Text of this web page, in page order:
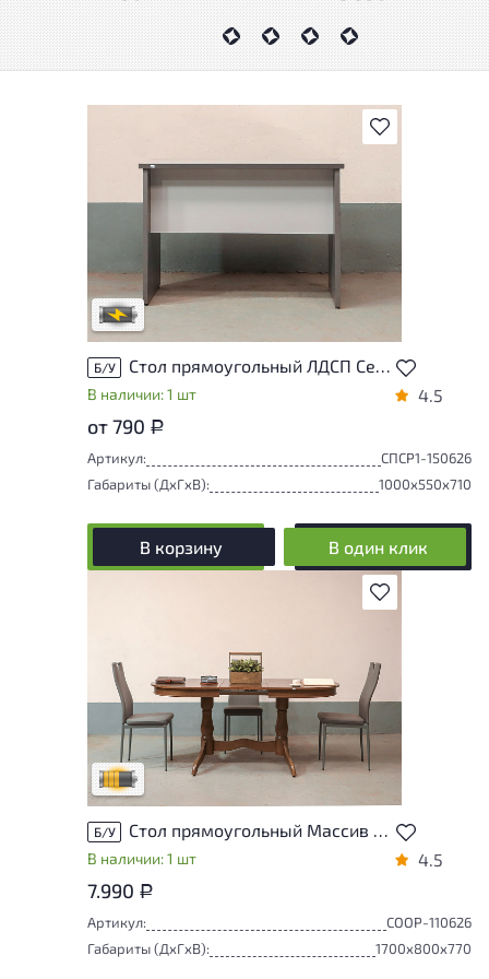
В избранное
Степень износа находится на стадии
сотрудников магазина
В обработке
Б/У
В наличии: 1 шт 4.5
от 790 Р
Артикул:
СПСР1-150626
Габариты (ДxГxВ):
1000x550x710
В корзину В один клик
В избранное
Товар может иметь незначительные
повреждения и/или следы эксплуатации,
не влияющие на удобство его
использования
Удовлетворительный износ
Б/У
В наличии: 1 шт 4.5
7.990 Р
Артикул:
СООР-110626
Габариты (ДxГxВ):
1700x800x770